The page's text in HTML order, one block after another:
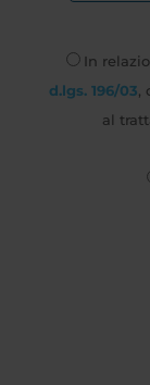
In
d.lgs. 196/03
al